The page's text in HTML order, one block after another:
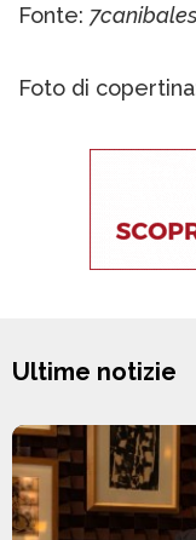
Fonte:
Foto di
Ultime notizie